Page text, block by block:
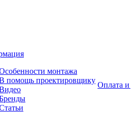
монтажа
помощь проектировщику
Оплата и